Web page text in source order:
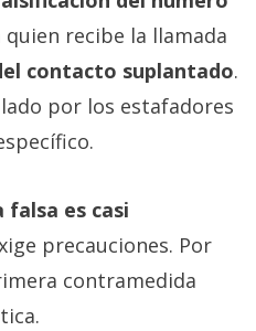
quien recibe la llamada
contacto suplantado.
por los estafadores
falsa es casi
precauciones. Por
contramedida